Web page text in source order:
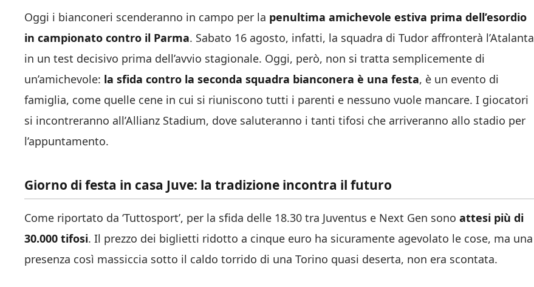
Oggi i bianconeri scenderanno in campo per la penultima amichevole estiva prima dell’esordio
in campionato contro il Parma. Sabato 16 agosto, infatti, la squadra di Tudor affronterà l’Atalanta
in un test decisivo prima dell’avvio stagionale. Oggi, però, non si tratta semplicemente di
un’amichevole: la sfida contro la seconda squadra bianconera è una festa, è un evento di
famiglia, come quelle cene in cui si riuniscono tutti i parenti e nessuno vuole mancare. I giocatori
si incontreranno all’Allianz Stadium, dove saluteranno i tanti tifosi che arriveranno allo stadio per
l’appuntamento.
Giorno di festa in casa Juve: la tradizione incontra il futuro
Come riportato da ‘Tuttosport’, per la sfida delle 18.30 tra Juventus e Next Gen sono attesi più di
30.000 tifosi. Il prezzo dei biglietti ridotto a cinque euro ha sicuramente agevolato le cose, ma una
presenza così massiccia sotto il caldo torrido di una Torino quasi deserta, non era scontata.